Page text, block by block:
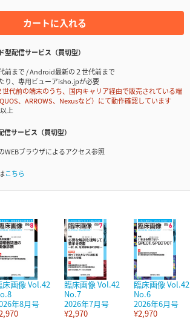
カートに入れる
型配信サービス（買切型）
前まで / Android最新の２世代前まで
り、専用ビューアisho.jpが必要
代前の端末のうち、国内キャリア経由で販売されている端
、ARROWS、Nexusなど）にて動作確認しています
上
信サービス（買切型）
ブラウザによるアクセス参照
こちら
床画像 Vol.42
年8月号
臨床画像 Vol.42
No.7
2026年7月号
¥2,970
臨床画像 Vol.42
No.6
2026年6月号
¥2,970